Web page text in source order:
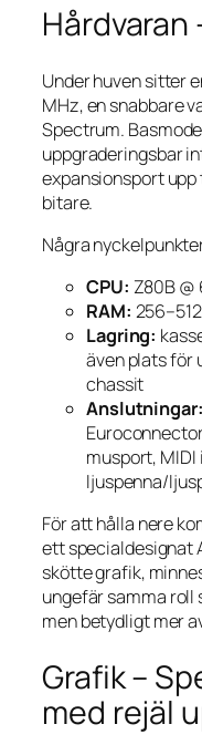
Under huven sitter
MHz, en snabbare
Spectrum.
uppgraderingsbar
expansionsport upp
bitare.
Några
CPU: Z80B @
RAM:
Lagring:
även plats för
chassit
Anslutningar:
musport,
ljuspenna/
För att hålla nere
ett specialdesignat
skötte grafik,
ungefär samma roll
men betydligt mer
Grafik –
med rejäl